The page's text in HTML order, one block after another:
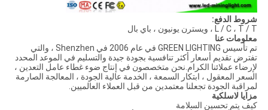
شروط الدفع:
L / C ، T / T ، ويسترن يونيون ، باي بال
معلومات عنا
تم تأسيس GREEN LIGHTING في عام 2006 في Shenzhen ، والتي
تفترض تقديم أسعار أكثر تنافسية بجودة جيدة والتسليم في الموعد المحدد
لإرضاء عملائنا الكرام.نحن متخصصون في إنتاج ضوء غطاء عامل التعدين ،
السعر المعقول ، ابتكار السمعة ، الخدمة عالية الجودة ، المعالجة الصارمة
لمراقبة الجودة تجعلنا معتمدين من قبل العملاء العالميين.
مزايا لاسلكية
كيف يتم تحسين السلامة